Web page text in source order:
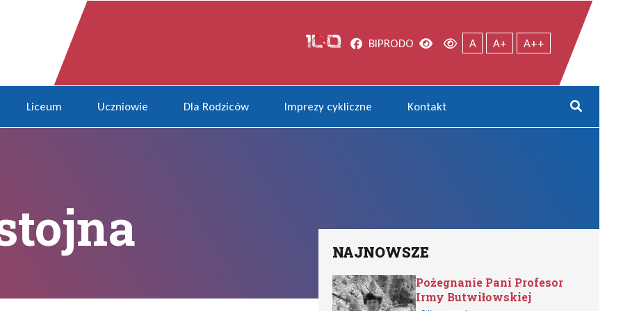
Facebook
BIPRODO Wersja kontrastowa
Wersja domyślna
A A+ A++
Liceum Uczniowie Dla Rodziców Imprezy cykliczne Kontakt
NAJNOWSZE
Pożegnanie Pani Profesor
Irmy Butwiłowskiej